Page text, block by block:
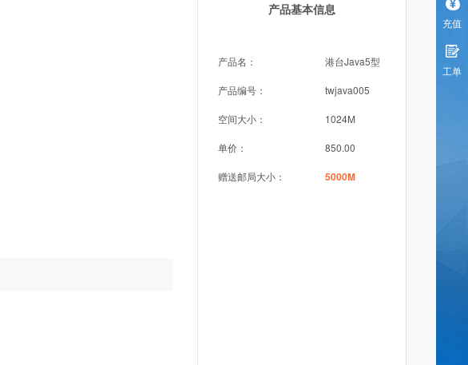
产品基本信息
产品名： 港台Java5型
产品编号： twjava005
空间大小： 1024M
单价： 850.00
赠送邮局大小： 5000M
充值
工单